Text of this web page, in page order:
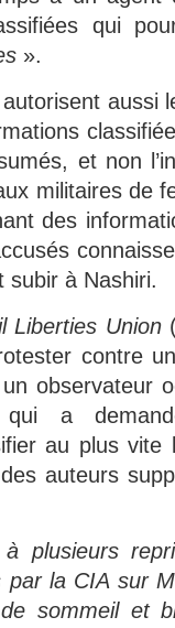
qui
».
aussi
et non
militaires de
des
subir à Nashiri.
Liberties Union
contre
observateur
qui a
au plus vite
auteurs
plusieurs
par la CIA sur
sommeil et